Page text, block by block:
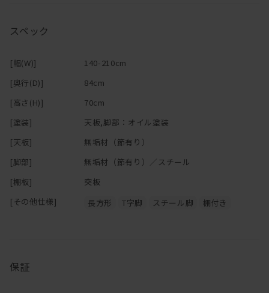
重厚さと気品を醸し出すウォールナットを使用。
木目の美しさや手触り感に大きな影響を与える丁寧な研磨、
大事にお届けする為、丹精込めて仕上げる梱包。
全ての工程において大切となるのが、職人の培った豊富な知識と経
デザイン性の追求はもちろん、ひとつひとつ細部に至るまでの仕上
一切の妥協なく取り組んでいます。
度、点検を行い気になる場合は閉め直しをお願いします。
ておりますが、ベッドやソファ、椅子などの上での飛び跳ねや踏み
の機能にそったご使用をお心がけください。
スペック
[幅(W)]
140-210cm
[奥行(D)]
84cm
[高さ(H)]
70cm
[塗装]
天板,脚部：オイル塗装
[天板]
無垢材（節有り）
[脚部]
無垢材（節有り）／スチール
[棚板]
突板
[その他仕様]
長方形 T字脚 スチール脚 棚付き
保証